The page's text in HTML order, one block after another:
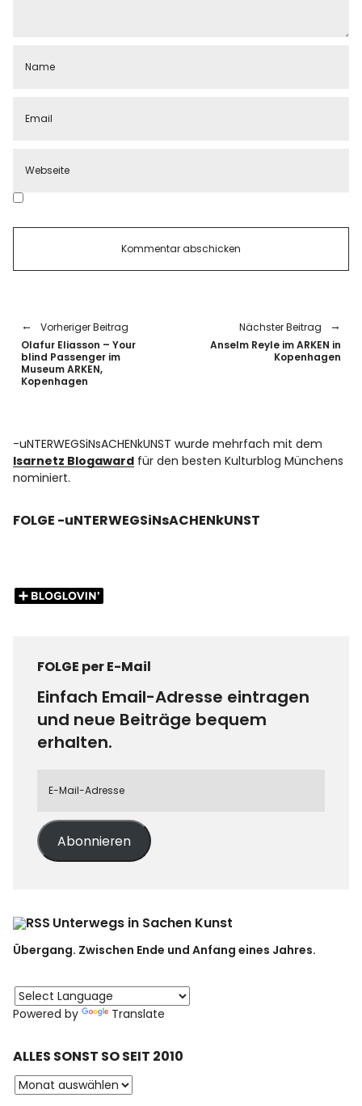
Vorheriger Beitrag
Olafur Eliasson – Your
blind Passenger im
Museum ARKEN,
Kopenhagen
Nächster Beitrag
Anselm Reyle im ARKEN in
Kopenhagen
-uNTERWEGSiNsACHENkUNST wurde mehrfach mit dem
Isarnetz Blogaward für den besten Kulturblog Münchens
nominiert.
FOLGE -uNTERWEGSiNsACHENkUNST
FOLGE per E-Mail
Einfach Email-Adresse eintragen
und neue Beiträge bequem
erhalten.
Abonnieren
Unterwegs in Sachen Kunst
Übergang. Zwischen Ende und Anfang eines Jahres.
Powered by Translate
ALLES SONST SO SEIT 2010